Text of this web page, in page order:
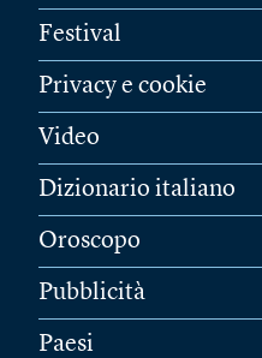
Festival
Privacy e cookie
Video
Dizionario italiano
Oroscopo
Pubblicità
Paesi